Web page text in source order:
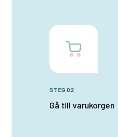
STEG 02
Gå till varukorgen